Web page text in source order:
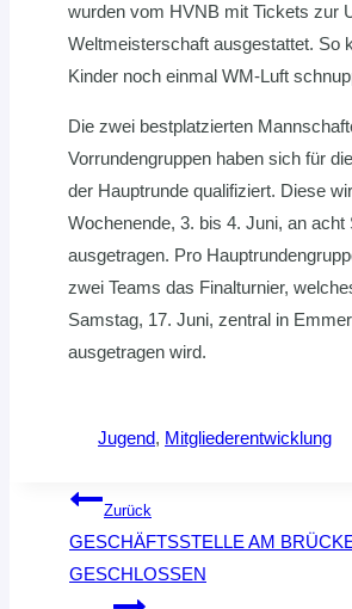
wurden vom HVNB mit Tickets zur
Weltmeisterschaft ausgestattet. So
Kinder noch einmal WM-Luft
Die zwei bestplatzierten
Vorrundengruppen haben sich für
der Hauptrunde qualifiziert. Diese
Wochenende, 3. bis 4. Juni, an acht
ausgetragen. Pro
zwei Teams das Finalturnier,
Samstag, 17. Juni, zentral in
ausgetragen wird.
Jugend, Mitgliederentwicklung
Zurück
GESCHÄFTSSTELLE AM
GESCHLOSSEN